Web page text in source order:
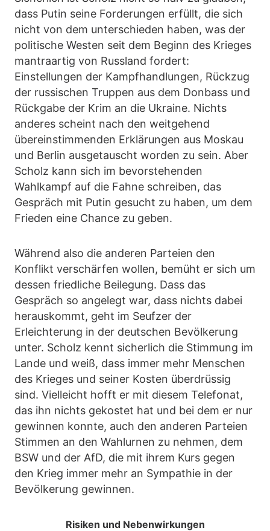
dass Putin seine Forderungen erfüllt, die sich
nicht von dem unterschieden haben, was der
politische Westen seit dem Beginn des Krieges
mantraartig von Russland fordert:
Einstellungen der Kampfhandlungen, Rückzug
der russischen Truppen aus dem Donbass und
Rückgabe der Krim an die Ukraine. Nichts
anderes scheint nach den weitgehend
übereinstimmenden Erklärungen aus Moskau
und Berlin ausgetauscht worden zu sein. Aber
Scholz kann sich im bevorstehenden
Wahlkampf auf die Fahne schreiben, das
Gespräch mit Putin gesucht zu haben, um dem
Frieden eine Chance zu geben.
Während also die anderen Parteien den
Konflikt verschärfen wollen, bemüht er sich um
dessen friedliche Beilegung. Dass das
Gespräch so angelegt war, dass nichts dabei
herauskommt, geht im Seufzer der
Erleichterung in der deutschen Bevölkerung
unter. Scholz kennt sicherlich die Stimmung im
Lande und weiß, dass immer mehr Menschen
des Krieges und seiner Kosten überdrüssig
sind. Vielleicht hofft er mit diesem Telefonat,
das ihn nichts gekostet hat und bei dem er nur
gewinnen konnte, auch den anderen Parteien
Stimmen an den Wahlurnen zu nehmen, dem
BSW und der AfD, die mit ihrem Kurs gegen
den Krieg immer mehr an Sympathie in der
Bevölkerung gewinnen.
Risiken und Nebenwirkungen